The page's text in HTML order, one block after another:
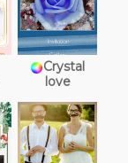
Crystal
love